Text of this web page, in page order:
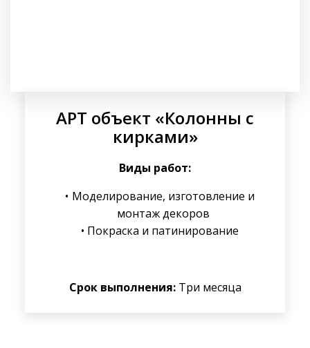
АРТ объект «Колонны с
кирками»
Виды работ:
Моделирование, изготовление и
монтаж декоров
Покраска и патинирование
Срок выполнения:Три месяца